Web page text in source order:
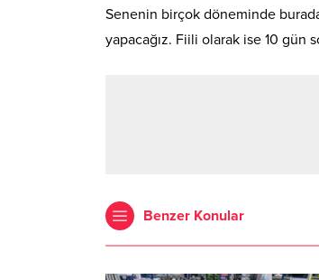
Senenin birçok döneminde
yapacağız. Fiili olarak ise 10 gün
Benzer Konular